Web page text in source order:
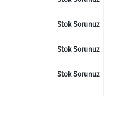
Stok Sorunuz
Stok Sorunuz
Stok Sorunuz